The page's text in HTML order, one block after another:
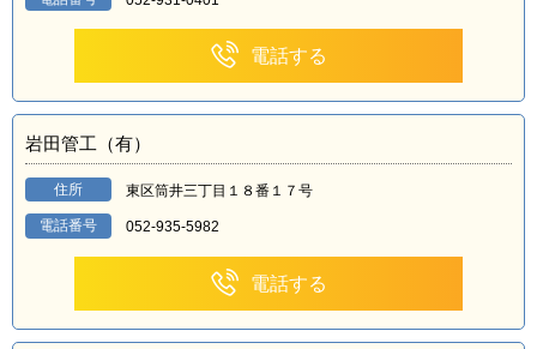
電話する
岩田管工（有）
住所 東区筒井三丁目１８番１７号
電話番号 052-935-5982
電話する